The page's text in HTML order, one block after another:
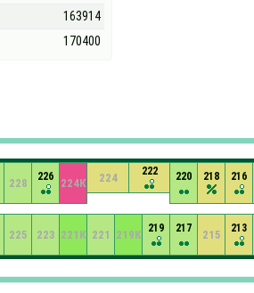
163914
170400
213
215
216
217
218
219
219К
220
221
221К
222
223
224
224К
225
226
228